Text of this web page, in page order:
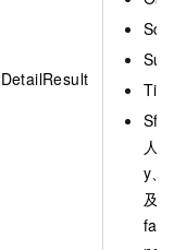
DetailResult
人
y、
及